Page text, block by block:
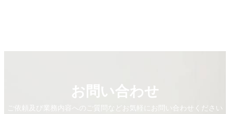
お問い合わせ
ご依頼及び業務内容へのご質問などお気軽にお問い合わせください